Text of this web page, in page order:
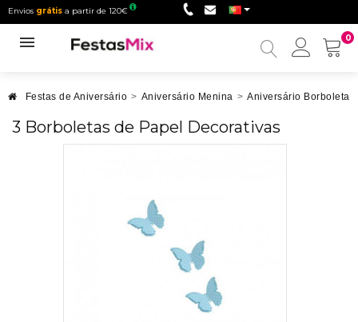
Envios grátis a partir de 120€
0
Minha
Festas de Aniversário > Aniversário Menina > Aniversário Borboletas
3 Borboletas de Papel Decorativas